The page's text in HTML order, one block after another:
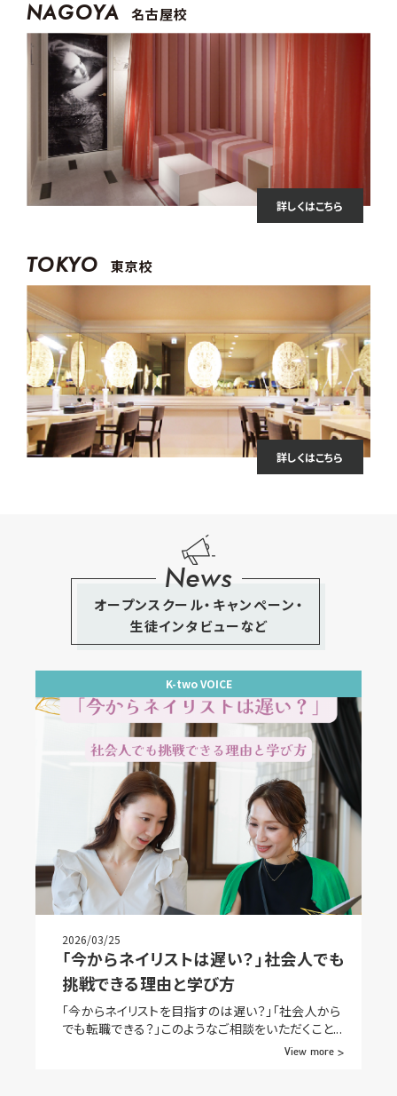
NAGOYA 名古屋校
詳しくはこちら
TOKYO 東京校
詳しくはこちら
News
オープンスクール・キャンペーン・
生徒インタビューなど
K-two VOICE
2026/03/25
「今からネイリストは遅い？」社会人でも
挑戦できる理由と学び方
「今からネイリストを目指すのは遅い？」「社会人から
でも転職できる？」このようなご相談をいただくこと...
View more >